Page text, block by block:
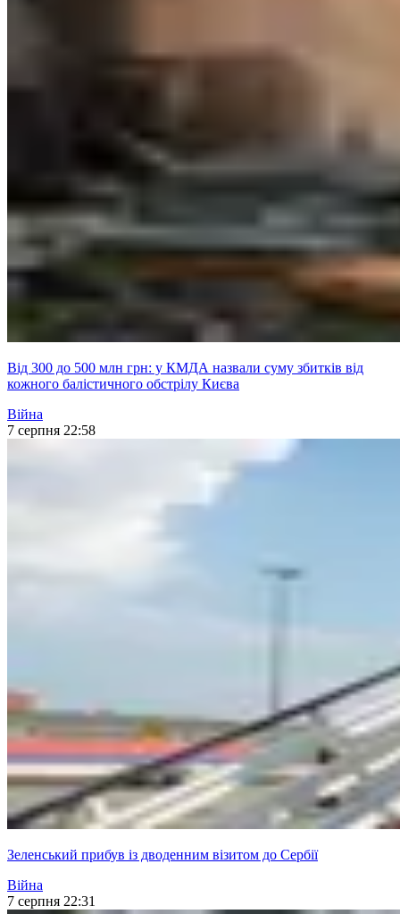
Від 300 до 500 млн грн: у КМДА назвали суму збитків від
кожного балістичного обстрілу Києва
Війна
7 серпня 22:58
Зеленський прибув із дводенним візитом до Сербії
Війна
7 серпня 22:31